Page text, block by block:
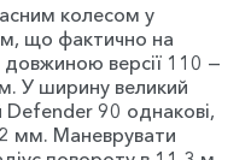
колесом у
що фактично на
версії 110 —
У ширину великий
90 однакові,
2 мм. Маневрувати